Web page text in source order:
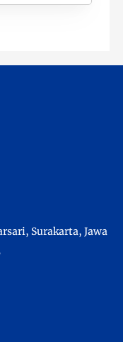
Surakarta, Jawa